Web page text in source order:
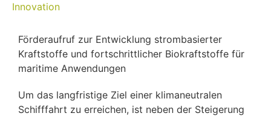
Innovation
Förderaufruf zur Entwicklung strombasierter
Kraftstoffe und fortschrittlicher Biokraftstoffe für
maritime Anwendungen
Um das langfristige Ziel einer klimaneutralen
Schifffahrt zu erreichen, ist neben der Steigerung